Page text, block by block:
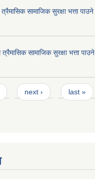
सामाजिक सुरक्षा भत्ता पाउने
सामाजिक सुरक्षा भत्ता पाउने
next › last »